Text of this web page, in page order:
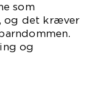
som
og det kræver
og